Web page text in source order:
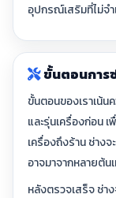
อุปกรณ์เสริมที่ไม่จ
ขั้นตอนการ
ขั้นตอนของเราเน้น
และรุ่นเครื่องก่อน
เครื่องถึงร้าน ช่างจ
อาจมาจากหลายต้
หลังตรวจเสร็จ ช่า